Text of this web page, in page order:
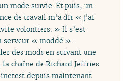
mode survie. Et puis, un
de travail m’a dit « j’ai
volontiers. » Il s’est
serveur « moddé ».
des mods en suivant une
la chaîne de Richard Jeffries
depuis maintenant